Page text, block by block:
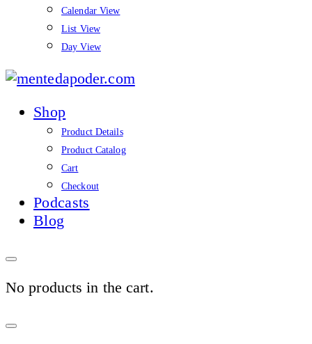
Calendar View
List View
Day View
mentedapoder.com
Shop
Product Details
Product Catalog
Cart
Checkout
Podcasts
Blog
No products in the cart.
Sign